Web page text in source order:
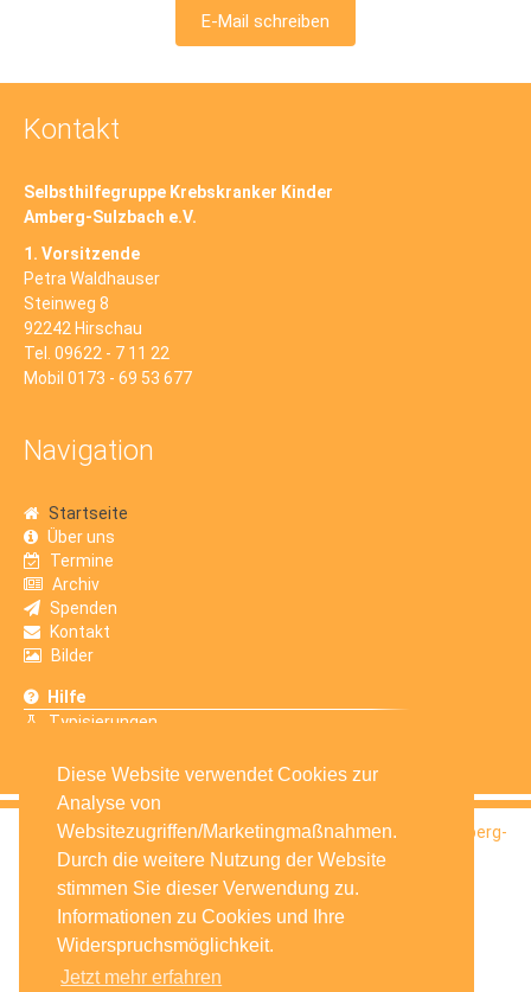
Diese Website verwendet Cookies zur
Analyse von
Websitezugriffen/Marketingmaßnahmen.
Durch die weitere Nutzung der Website
stimmen Sie dieser Verwendung zu.
Informationen zu Cookies und Ihre
Widerspruchsmöglichkeit.
Jetzt mehr erfahren
E-Mail schreiben
Kontakt
Selbsthilfegruppe Krebskranker Kinder
Amberg-Sulzbach e.V.
1. Vorsitzende
Petra Waldhauser
Steinweg 8
92242 Hirschau
Tel. 09622 - 7 11 22
Mobil 0173 - 69 53 677
Navigation
Startseite
Über uns
Termine
Archiv
Spenden
Kontakt
Bilder
Hilfe
Typisierungen
© 2016Selbsthilfegruppe Krebskranker Kinder Amberg-
Sulzbach e.V.